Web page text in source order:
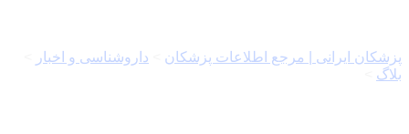
پزشکان ایرانی | مرجع اطلاعات پزشکان داروشناسی و اخبار
بلاگ